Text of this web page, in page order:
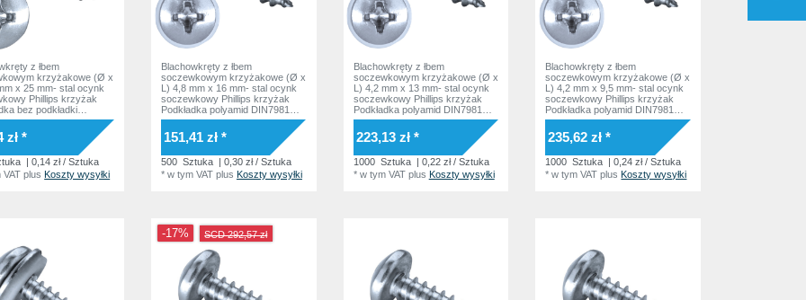
z łbem
krzyżakowe (Ø x
x 25 mm- stal ocynk
Phillips krzyżak
bez podkładki
ISO7049 Norma
zł *
| 0,14 zł / Sztuka
VAT plus Koszty wysyłki
Blachowkręty z łbem
soczewkowym krzyżakowe (Ø x
L) 4,8 mm x 16 mm- stal ocynk
soczewkowy Phillips krzyżak
Podkładka polyamid DIN7981
ISO7049 Norma zakładowa
151,41 zł *
500 Sztuka
| 0,30 zł / Sztuka
* w tym VATplus Koszty wysyłki
Blachowkręty z łbem
soczewkowym krzyżakowe (Ø x
L) 4,2 mm x 13 mm- stal ocynk
soczewkowy Phillips krzyżak
Podkładka polyamid DIN7981
ISO7049 Norma zakładowa
223,13 zł *
1000 Sztuka
| 0,22 zł / Sztuka
* w tym VATplus Koszty wysyłki
Blachowkręty z łbem
soczewkowym krzyżakowe (Ø x
L) 4,2 mm x 9,5 mm- stal ocynk
soczewkowy Phillips krzyżak
Podkładka polyamid DIN7981
ISO7049 Norma zakładowa
235,62 zł *
1000 Sztuka
| 0,24 zł / Sztuka
*w tym VAT plus Koszty wysyłki
-17% SCD 292,57 zł